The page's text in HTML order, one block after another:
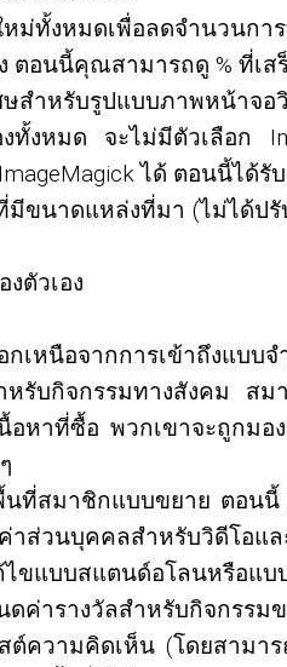
ม่ทั้งหมดเพื่อลดจำนวนก
ตอนนี้คุณสามารถดู % ที่
สำหรับรูปแบบภาพหน้า
ทั้งหมด จะไม่มีตัวเลือก
ได้ ตอนนี้ได้รั
มีขนาดแหล่งที่มา (ไม่ได้
ตัวเอง
กเหนือจากการเข้าถึงแ
หรับกิจกรรมทางสังคม ส
หาที่ซื้อ พวกเขาจะถูกม
นที่สมาชิกแบบขยาย ตอน
ค่าส่วนบุคคลสำหรับวิดีโอ
ไขแบบสแตนด์อโลนหรือแบ
ดค่ารางวัลสำหรับกิจกร
ความคิดเห็น (โดยสามา